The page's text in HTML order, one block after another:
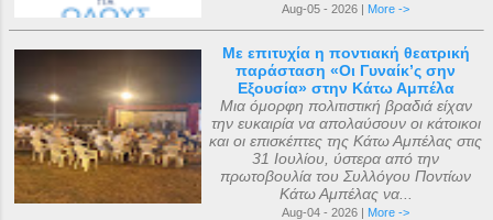
Aug-05 - 2026 | More ->
Με επιτυχία η ποντιακή θεατρική
παράσταση «Οι Γυναίκ’ς σην
Εξουσία» στην Κάτω Αμπέλα
Μια όμορφη πολιτιστική βραδιά είχαν
την ευκαιρία να απολαύσουν οι κάτοικοι
και οι επισκέπτες της Κάτω Αμπέλας στις
31 Ιουλίου, ύστερα από την
πρωτοβουλία του Συλλόγου Ποντίων
Κάτω Αμπέλας να...
Aug-04 - 2026 | More ->